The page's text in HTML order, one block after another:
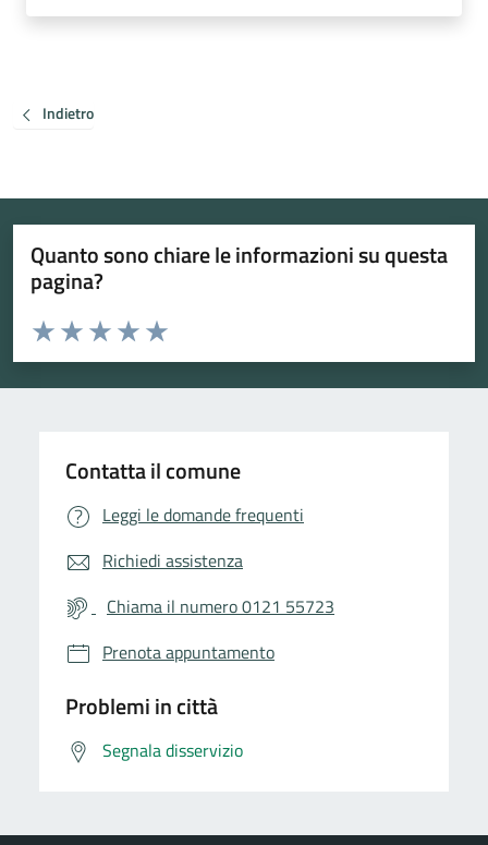
Indietro
Quanto sono chiare le informazioni su questa
pagina?
Valuta da 1 a 5 stelle la pagina
Valuta 5 stelle su 5
Valuta 4 stelle su 5
Valuta 3 stelle su 5
Valuta 2 stelle su 5
Valuta 1 stelle su 5
Contatta il comune
Leggi le domande frequenti
Richiedi assistenza
Chiama il numero 0121 55723
Prenota appuntamento
Problemi in città
Segnala disservizio